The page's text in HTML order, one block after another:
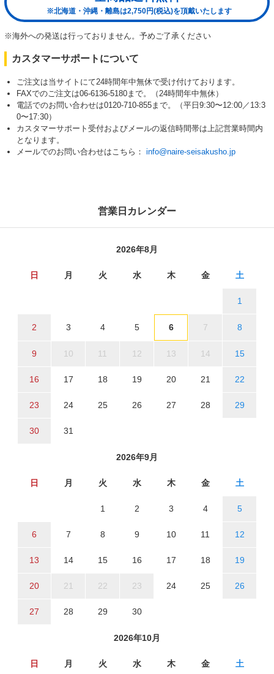
※北海道・沖縄・離島は2,750円(税込)を頂戴いたします
※海外への発送は行っておりません。予めご了承ください
カスタマーサポートについて
ご注文は当サイトにて24時間年中無休で受け付けております。
FAXでのご注文は06-6136-5180まで。（24時間年中無休）
電話でのお問い合わせは0120-710-855まで。（平日9:30〜12:00／13:3
0〜17:30）
カスタマーサポート受付およびメールの返信時間帯は上記営業時間内
となります。
メールでのお問い合わせはこちら： info@naire-seisakusho.jp
営業日カレンダー
2026年8月
日 月 火 水 木 金 土
1
2 3 4 5 6 7 8
9 10 11 12 13 14 15
16 17 18 19 20 21 22
23 24 25 26 27 28 29
30 31
2026年9月
日 月 火 水 木 金 土
1 2 3 4 5
6 7 8 9 10 11 12
13 14 15 16 17 18 19
20 21 22 23 24 25 26
27 28 29 30
2026年10月
日 月 火 水 木 金 土